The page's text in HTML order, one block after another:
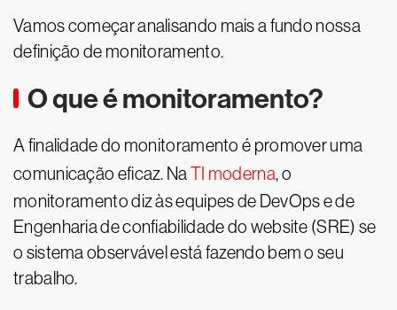
Vamos começar analisando mais a fundo nossa
definição de monitoramento.
O que é monitoramento?
A finalidade do monitoramento é promover uma
comunicação eficaz. Na TI moderna, o
monitoramento diz às equipes de DevOps e de
Engenharia de confiabilidade do website (SRE) se
o sistema observável está fazendo bem o seu
trabalho.